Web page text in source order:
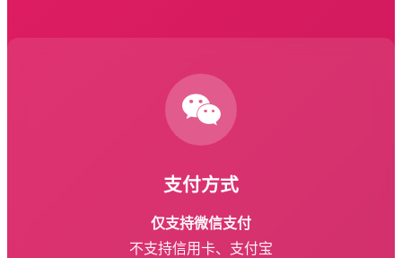
支付方式
仅支持微信支付
不支持信用卡、支付宝